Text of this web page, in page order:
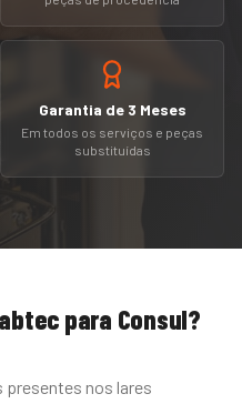
Garantia de 3 Meses
Em todos os serviços e peças
substituídas
para Consul?
presentes nos lares